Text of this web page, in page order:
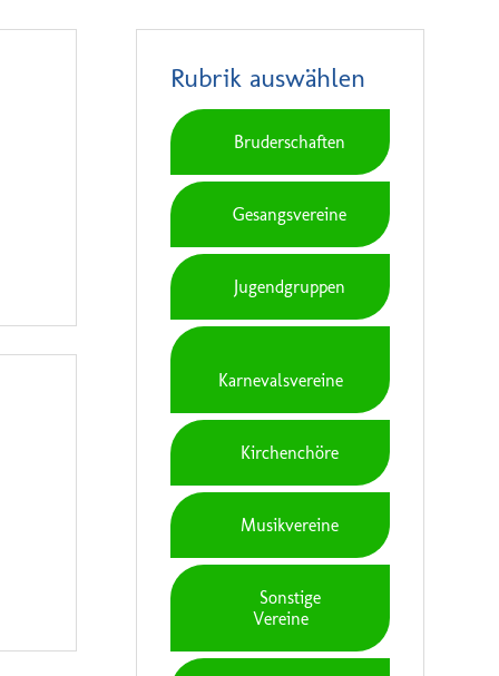
Rubrik auswählen
Bruderschaften
Gesangsvereine
Jugendgruppen
Karnevalsvereine
Kirchenchöre
Musikvereine
Sonstige
Vereine